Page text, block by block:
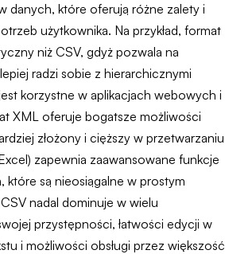
danych, które oferują różne zalety i
użytkownika. Na przykład, format
niż CSV, gdyż pozwala na
radzi sobie z hierarchicznymi
korzystne w aplikacjach webowych i
XML oferuje bogatsze możliwości
złożony i cięższy w przetwarzaniu
zapewnia zaawansowane funkcje
które są nieosiągalne w prostym
nadal dominuje w wielu
przystępności, łatwości edycji w
i możliwości obsługi przez większość